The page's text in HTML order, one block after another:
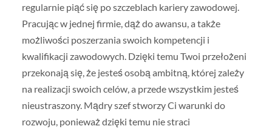
regularnie piąć się po szczeblach kariery zawodowej.
Pracując w jednej firmie, dąż do awansu, a także
możliwości poszerzania swoich kompetencji i
kwalifikacji zawodowych. Dzięki temu Twoi przełożeni
przekonają się, że jesteś osobą ambitną, której zależy
na realizacji swoich celów, a przede wszystkim jesteś
nieustraszony. Mądry szef stworzy Ci warunki do
rozwoju, ponieważ dzięki temu nie straci